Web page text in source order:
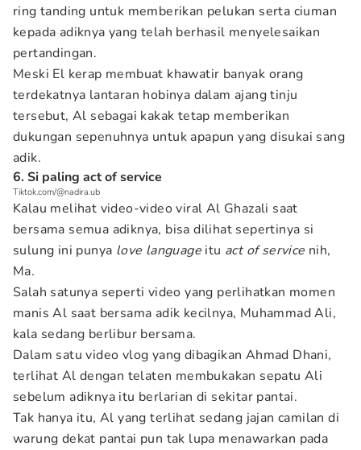
ring tanding untuk memberikan pelukan serta ciuman
kepada adiknya yang telah berhasil menyelesaikan
pertandingan.
Meski El kerap membuat khawatir banyak orang
terdekatnya lantaran hobinya dalam ajang tinju
tersebut, Al sebagai kakak tetap memberikan
dukungan sepenuhnya untuk apapun yang disukai sang
adik.
6. Si paling act of service
Tiktok.com/@nadira.ub
Kalau melihat video-video viral Al Ghazali saat
bersama semua adiknya, bisa dilihat sepertinya si
sulung ini punya love language itu act of service nih,
Ma.
Salah satunya seperti video yang perlihatkan momen
manis Al saat bersama adik kecilnya, Muhammad Ali,
kala sedang berlibur bersama.
Dalam satu video vlog yang dibagikan Ahmad Dhani,
terlihat Al dengan telaten membukakan sepatu Ali
sebelum adiknya itu berlarian di sekitar pantai.
Tak hanya itu, Al yang terlihat sedang jajan camilan di
warung dekat pantai pun tak lupa menawarkan pada